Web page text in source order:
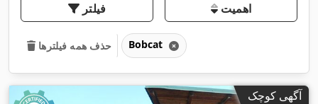
فیلتر اهمیت
حذف همه فیلترها Bobcat
آگهی کوچک